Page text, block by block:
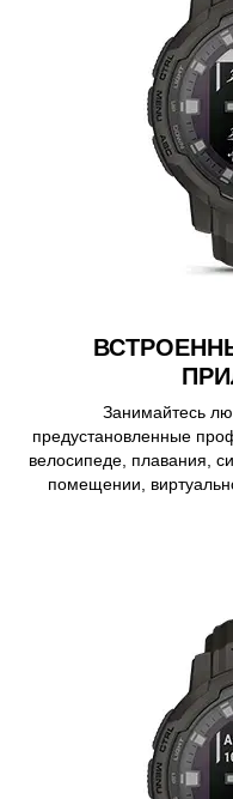
Занимайтесь
предустановленные
велосипеде, плавания,
помещении,